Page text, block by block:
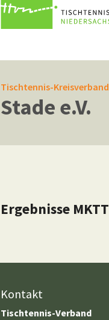
Tischtennis-Kreisverband
Stade e.V.
Ergebnisse MKTT
Kontakt
Tischtennis-Verband